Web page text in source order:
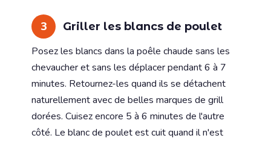
3
Griller les blancs de poulet
Posez les blancs dans la poêle chaude sans les
chevaucher et sans les déplacer pendant 6 à 7
minutes. Retournez-les quand ils se détachent
naturellement avec de belles marques de grill
dorées. Cuisez encore 5 à 6 minutes de l'autre
côté. Le blanc de poulet est cuit quand il n'est